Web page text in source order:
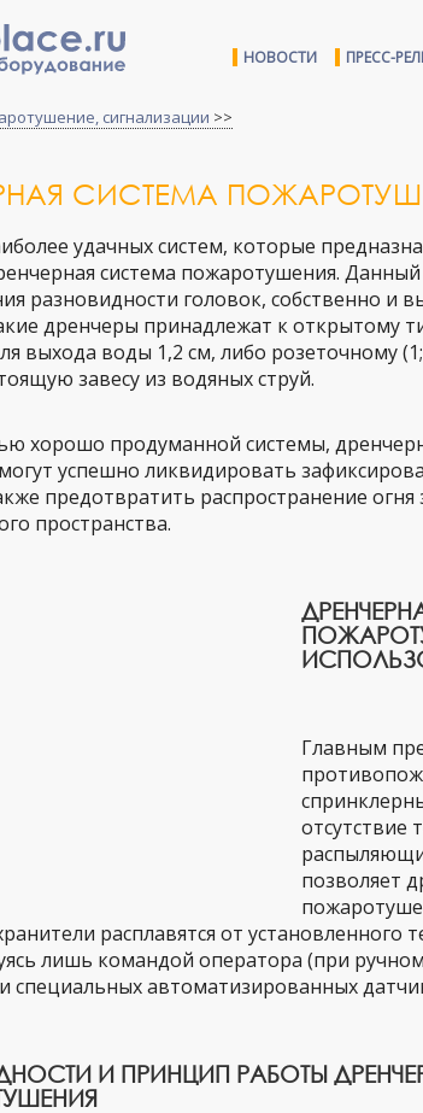
НОВОСТИ ПРЕСС-
сигнализации >>
СИСТЕМА
удачных систем, которые
система пожаротушения.
разновидности головок, собственно и
дренчеры принадлежат к открытому
выхода воды 1,2 см, либо розеточному
завесу из водяных струй.
хорошо продуманной системы,
успешно ликвидировать
предотвратить распространение
пространства.
Главным
отсутствие
позволяет
расплавятся от установленного
лишь командой оператора (при
специальных автоматизированных
И ПРИНЦИП РАБОТЫ